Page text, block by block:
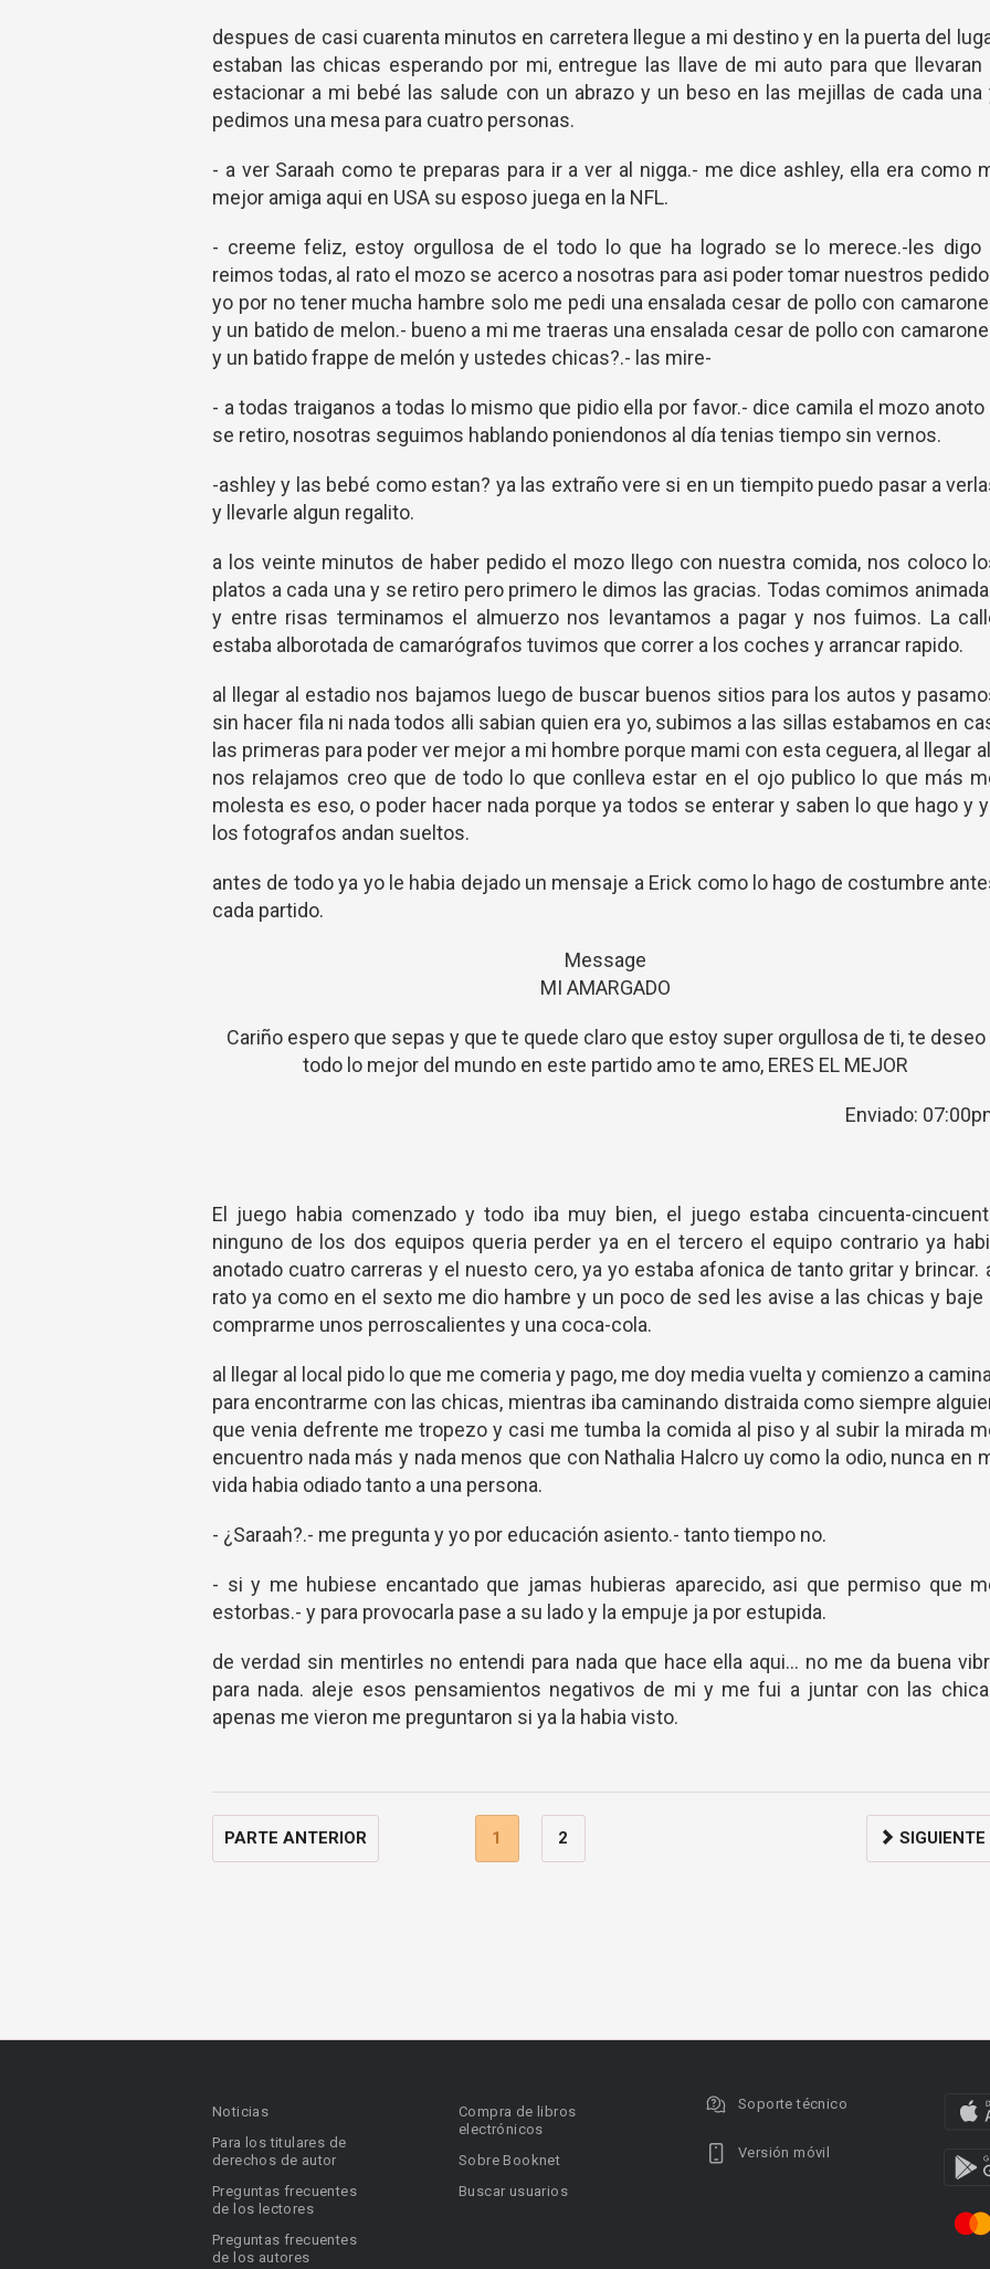
despues de casi cuarenta minutos en carretera llegue a mi destino y en la puerta del
estaban las chicas esperando por mi, entregue las llave de mi auto para que llevaran
estacionar a mi bebé las salude con un abrazo y un beso en las mejillas de cada una
pedimos una mesa para cuatro personas.
- a ver Saraah como te preparas para ir a ver al nigga.- me dice ashley, ella era como
mejor amiga aqui en USA su esposo juega en la NFL.
- creeme feliz, estoy orgullosa de el todo lo que ha logrado se lo merece.-les digo
reimos todas, al rato el mozo se acerco a nosotras para asi poder tomar nuestros
yo por no tener mucha hambre solo me pedi una ensalada cesar de pollo con
y un batido de melon.- bueno a mi me traeras una ensalada cesar de pollo con
y un batido frappe de melón y ustedes chicas?.- las mire-
- a todas traiganos a todas lo mismo que pidio ella por favor.- dice camila el mozo anoto
se retiro, nosotras seguimos hablando poniendonos al día tenias tiempo sin vernos.
-ashley y las bebé como estan? ya las extraño vere si en un tiempito puedo pasar a
y llevarle algun regalito.
a los veinte minutos de haber pedido el mozo llego con nuestra comida, nos coloco
platos a cada una y se retiro pero primero le dimos las gracias. Todas comimos
y entre risas terminamos el almuerzo nos levantamos a pagar y nos fuimos. La
estaba alborotada de camarógrafos tuvimos que correr a los coches y arrancar rapido.
al llegar al estadio nos bajamos luego de buscar buenos sitios para los autos y
sin hacer fila ni nada todos alli sabian quien era yo, subimos a las sillas estabamos en
las primeras para poder ver mejor a mi hombre porque mami con esta ceguera, al llegar
nos relajamos creo que de todo lo que conlleva estar en el ojo publico lo que más
molesta es eso, o poder hacer nada porque ya todos se enterar y saben lo que hago y
los fotografos andan sueltos.
antes de todo ya yo le habia dejado un mensaje a Erick como lo hago de costumbre
cada partido.
Message
MI AMARGADO
Cariño espero que sepas y que te quede claro que estoy super orgullosa de ti, te deseo
todo lo mejor del mundo en este partido amo te amo, ERES EL MEJOR
Enviado:
El juego habia comenzado y todo iba muy bien, el juego estaba cincuenta-
ninguno de los dos equipos queria perder ya en el tercero el equipo contrario ya
anotado cuatro carreras y el nuesto cero, ya yo estaba afonica de tanto gritar y brincar.
rato ya como en el sexto me dio hambre y un poco de sed les avise a las chicas y baje
comprarme unos perroscalientes y una coca-cola.
al llegar al local pido lo que me comeria y pago, me doy media vuelta y comienzo a
para encontrarme con las chicas, mientras iba caminando distraida como siempre
que venia defrente me tropezo y casi me tumba la comida al piso y al subir la mirada
encuentro nada más y nada menos que con Nathalia Halcro uy como la odio, nunca en
vida habia odiado tanto a una persona.
- ¿Saraah?.- me pregunta y yo por educación asiento.- tanto tiempo no.
- si y me hubiese encantado que jamas hubieras aparecido, asi que permiso que
estorbas.- y para provocarla pase a su lado y la empuje ja por estupida.
de verdad sin mentirles no entendi para nada que hace ella aqui... no me da buena
para nada. aleje esos pensamientos negativos de mi y me fui a juntar con las
apenas me vieron me preguntaron si ya la habia visto.
PARTE ANTERIOR 1 2 SIGUIENTE
Noticias
Para los titulares de
derechos de autor
Preguntas frecuentes
de los lectores
Preguntas frecuentes
de los autores
Compra de libros
electrónicos
Sobre Booknet
Buscar usuarios
Soporte técnico
Versión móvil